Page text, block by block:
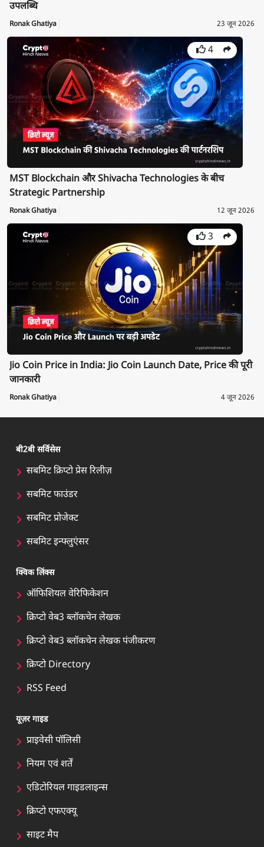
उपलब्धि
Ronak Ghatiya 23 जून 2026
4
MST Blockchain और Shivacha Technologies के बीच
Strategic Partnership
Ronak Ghatiya 12 जून 2026
3
Jio Coin Price in India: Jio Coin Launch Date, Price की पूरी
जानकारी
Ronak Ghatiya 4 जून 2026
बी2बी सर्विसेस
सबमिट क्रिप्टो प्रेस रिलीज़
सबमिट फाउंडर
सबमिट प्रोजेक्ट
सबमिट इन्फ्लुएंसर
क्विक लिंक्स
ऑफिशियल वेरिफिकेशन
क्रिप्टो वेब3 ब्लॉकचेन लेखक
क्रिप्टो वेब3 ब्लॉकचेन लेखक पंजीकरण
क्रिप्टो Directory
RSS Feed
यूज़र गाइड
प्राइवेसी पॉलिसी
नियम एवं शर्तें
एडिटोरियल गाइडलाइन्स
क्रिप्टो एफएक्यू
साइट मैप